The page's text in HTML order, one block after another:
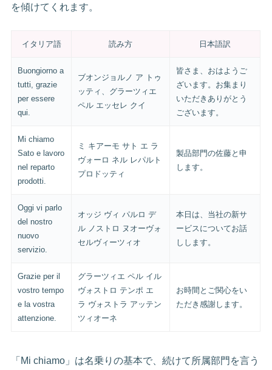
を傾けてくれます。
イタリア語 読み方 日本語訳
Buongiorno a
tutti, grazie
per essere
qui.
ブオンジョルノ ア トゥ
ッティ、グラーツィエ
ペル エッセレ クイ
皆さま、おはようご
ざいます。お集まり
いただきありがとう
ございます。
Mi chiamo
Sato e lavoro
nel reparto
prodotti.
ミ キアーモ サト エ ラ
ヴォーロ ネル レパルト
プロドッティ
製品部門の佐藤と申
します。
Oggi vi parlo
del nostro
nuovo
servizio.
オッジ ヴィ パルロ デ
ル ノストロ ヌオーヴォ
セルヴィーツィオ
本日は、当社の新サ
ービスについてお話
しします。
Grazie per il
vostro tempo
e la vostra
attenzione.
グラーツィエ ペル イル
ヴォストロ テンポ エ
ラ ヴォストラ アッテン
ツィオーネ
お時間とご関心をい
ただき感謝します。
「Mi chiamo」は名乗りの基本で、続けて所属部門を言う